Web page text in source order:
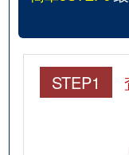
STEP1